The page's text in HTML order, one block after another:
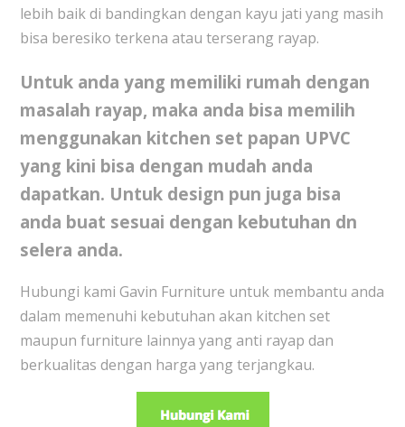
lebih baik di bandingkan dengan kayu jati yang masih
bisa beresiko terkena atau terserang rayap.
Untuk anda yang memiliki rumah dengan
masalah rayap, maka anda bisa memilih
menggunakan kitchen set papan UPVC
yang kini bisa dengan mudah anda
dapatkan. Untuk design pun juga bisa
anda buat sesuai dengan kebutuhan dn
selera anda.
Hubungi kami Gavin Furniture untuk membantu anda
dalam memenuhi kebutuhan akan kitchen set
maupun furniture lainnya yang anti rayap dan
berkualitas dengan harga yang terjangkau.